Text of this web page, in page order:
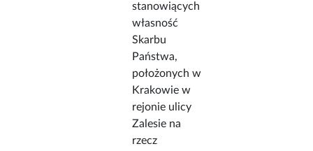
stanowiących
własność
Skarbu
Państwa,
położonych w
Krakowie w
rejonie ulicy
Zalesie na
rzecz